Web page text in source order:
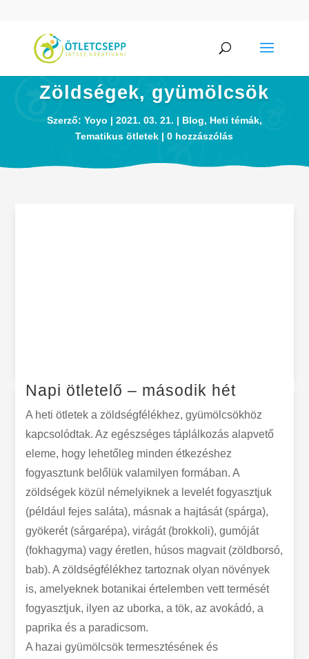
Zöldségek, gyümölcsök
Szerző: Yoyo 2021. 03. 21. Blog, Heti témák,
Tematikus ötletek
0 hozzászólás
Napi ötletelő – második hét
A heti ötletek a zöldségfélékhez, gyümölcsökhöz
kapcsolódtak. Az egészséges táplálkozás alapvető
eleme, hogy lehetőleg minden étkezéshez
fogyasztunk belőlük valamilyen formában. A
zöldségek közül némelyiknek a levelét fogyasztjuk
(például fejes saláta), másnak a hajtását (spárga),
gyökerét (sárgarépa), virágát (brokkoli), gumóját
(fokhagyma) vagy éretlen, húsos magvait (zöldborsó,
bab). A zöldségfélékhez tartoznak olyan növények
is, amelyeknek botanikai értelemben vett termését
fogyasztjuk, ilyen az uborka, a tök, az avokádó, a
paprika és a paradicsom.
A hazai gyümölcsök termesztésének és